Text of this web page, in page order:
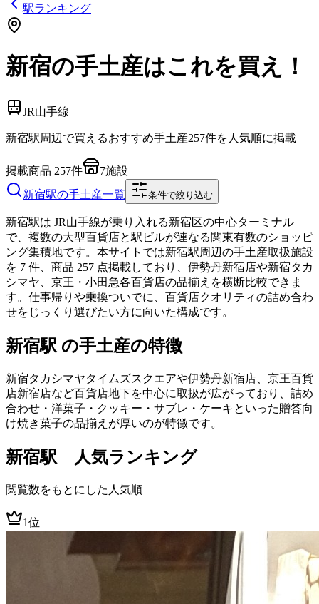
駅ランキング
新宿の手土産はこれを買え！
JR山手線
新宿駅周辺で買えるおすすめ手土産257件を人気順に掲載
掲載商品 257件 7施設
新宿駅の手土産一覧 条件で絞り込む
新宿駅は JR山手線が乗り入れる新宿区の中心ターミナル
で、複数の大型百貨店と駅ビルが連なる関東有数のショッピ
ング集積地です。本サイトでは新宿駅周辺の手土産取扱施設
を 7 件、商品 257 点掲載しており、伊勢丹新宿店や新宿タカ
シマヤ、京王・小田急各百貨店の品揃えを横断比較できま
す。仕事帰りや乗換ついでに、百貨店クオリティの詰め合わ
せをじっくり選びたい方に向いた構成です。
新宿駅 の手土産の特徴
新宿タカシマヤタイムズスクエアや伊勢丹新宿店、京王百貨
店新宿店など百貨店地下を中心に取扱が広がっており、詰め
合わせ・洋菓子・クッキー・サブレ・ケーキといった贈答向
け焼き菓子の品揃えが厚いのが特徴です。
新宿駅 人気ランキング
閲覧数をもとにした人気順
1位